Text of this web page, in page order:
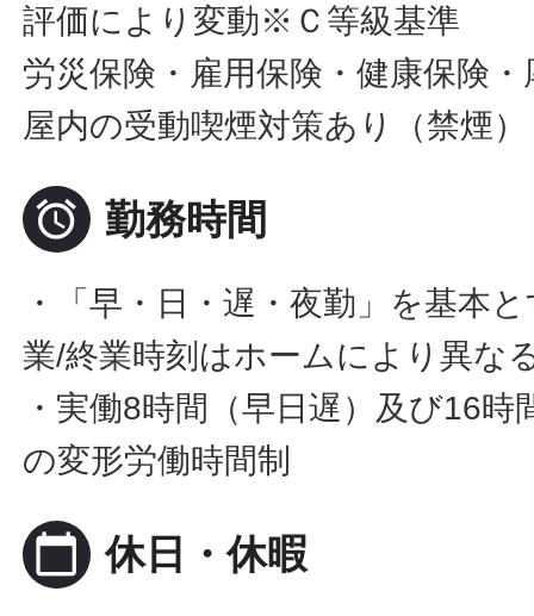
評価により変動※Ｃ等級基準
労災保険・雇用保険・健康保険・
屋内の受動喫煙対策あり（禁煙）
 勤務時間
・「早・日・遅・夜勤」を基本
業/終業時刻はホームにより異な
・実働8時間（早日遅）及び16
の変形労働時間制
calendar_today 休日・休暇